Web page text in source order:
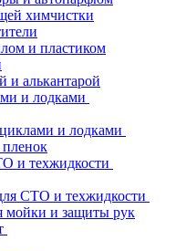
химчистки
и пластиком
и алькантарой
и лодками
и лодками
и техжидкости
СТО и техжидкости
мойки и защиты рук